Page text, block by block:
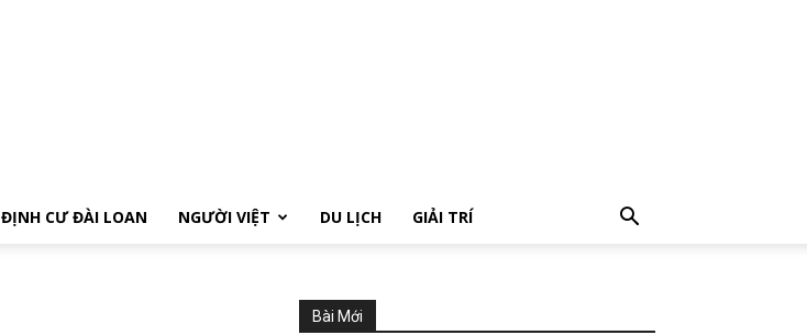
ĐỊNH CƯ ĐÀI LOAN NGƯỜI VIỆT DU LỊCH GIẢI TRÍ
Bài Mới